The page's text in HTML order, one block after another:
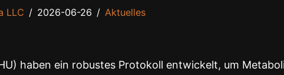
LLC 2026-06-26 Aktuelles
haben ein robustes Protokoll entwickelt, um